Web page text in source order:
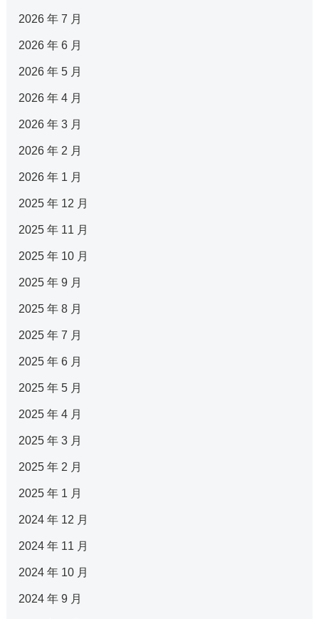
2026 年 7 月
2026 年 6 月
2026 年 5 月
2026 年 4 月
2026 年 3 月
2026 年 2 月
2026 年 1 月
2025 年 12 月
2025 年 11 月
2025 年 10 月
2025 年 9 月
2025 年 8 月
2025 年 7 月
2025 年 6 月
2025 年 5 月
2025 年 4 月
2025 年 3 月
2025 年 2 月
2025 年 1 月
2024 年 12 月
2024 年 11 月
2024 年 10 月
2024 年 9 月